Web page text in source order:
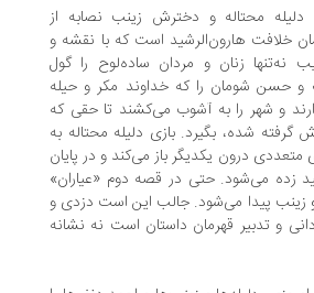
و دخترش زینب نصابه از
هارون‌الرشید است که با نقشه و
زنان ‌و مردان ساده‌لوح را گول
شومان را که خداوند مکر و حیله
شهر را به آشوب می‌کشند تا حقی که
بگیرد. بازی دلیله محتاله به
درون یکدیگر باز می‌کند و در پایان
می‌شود. حتی در قصه‌ دوم «عیاران»
پیدا می‌شود. جالب این است دزدی و
قهرمان داستان است نه نشانه‌